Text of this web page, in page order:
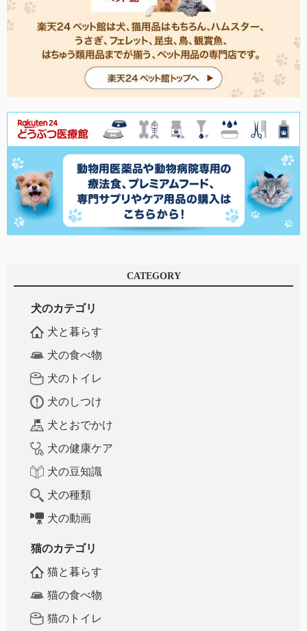
CATEGORY
犬のカテゴリ
犬と暮らす
犬の食べ物
犬のトイレ
犬のしつけ
犬とおでかけ
犬の健康ケア
犬の豆知識
犬の種類
犬の動画
猫のカテゴリ
猫と暮らす
猫の食べ物
猫のトイレ